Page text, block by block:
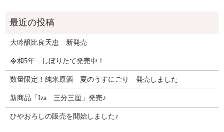
大吟醸比良天恵 新発売
令和5年 しぼりたて発売中！
数量限定！純米原酒 夏のうすにごり 発売しました
新商品「Iza 三分三厘」発売♪
ひやおろしの販売を開始しました♪